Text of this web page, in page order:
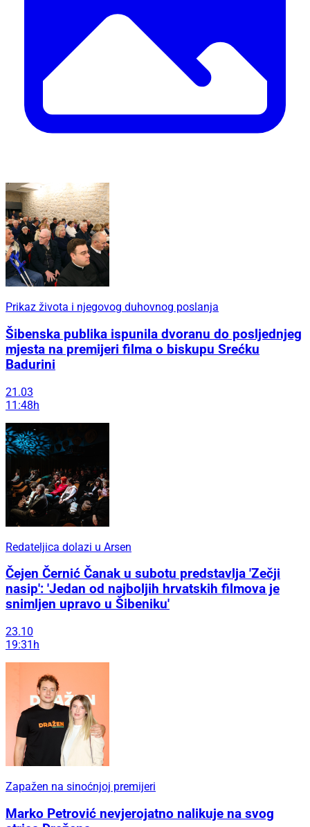
Prikaz života i njegovog duhovnog poslanja
Šibenska publika ispunila dvoranu do posljednjeg
mjesta na premijeri filma o biskupu Srećku
Badurini
21.03
11:48h
Redateljica dolazi u Arsen
Čejen Černić Čanak u subotu predstavlja 'Zečji
nasip': 'Jedan od najboljih hrvatskih filmova je
snimljen upravo u Šibeniku'
23.10
19:31h
Zapažen na sinoćnjoj premijeri
Marko Petrović nevjerojatno nalikuje na svog